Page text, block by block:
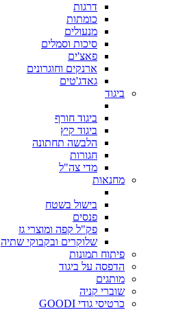
דרגות
כומתות
מנעולים
סיכות וסמלים
פאצ'ים
ארנקים וחוגרונים
גאדג'טים
ביגוד
ביגוד חורף
ביגוד קיץ
הלבשה תחתונה
חגורות
מדי צה"ל
מחנאות
בישול בשטח
פנסים
פק"ל קפה ומוצרי גז
שלוקרים ובקבוקי שתיה
פיתוח תמונות
הדפסה על ביגוד
מותגים
שוברי קניה
כרטיסי גודי GOODI